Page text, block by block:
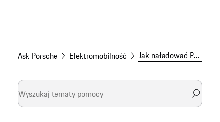
Ask Porsche Elektromobilność Jak naładować Porsche za granicą